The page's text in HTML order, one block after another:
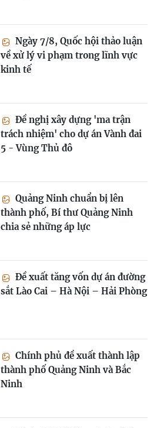
Ngày 7/8, Quốc hội thảo luận
về xử lý vi phạm trong lĩnh vực
kinh tế
Đề nghị xây dựng 'ma trận
trách nhiệm' cho dự án Vành đai
5 - Vùng Thủ đô
Quảng Ninh chuẩn bị lên
thành phố, Bí thư Quảng Ninh
chia sẻ những áp lực
Đề xuất tăng vốn dự án đường
sắt Lào Cai – Hà Nội – Hải Phòng
Chính phủ đề xuất thành lập
thành phố Quảng Ninh và Bắc
Ninh